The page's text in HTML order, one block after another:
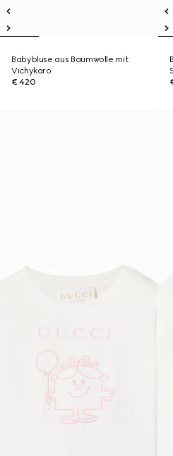
Babybluse aus Baumwolle mit
Vichykaro
€ 420